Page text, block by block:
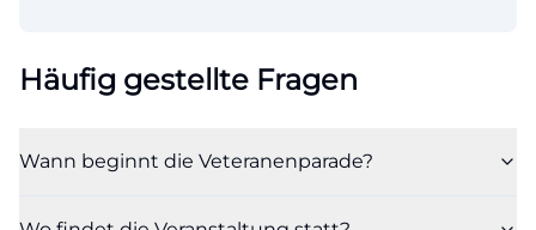
Häufig gestellte Fragen
Wann beginnt die Veteranenparade?